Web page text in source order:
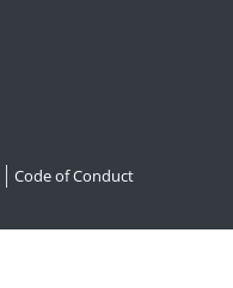
Code of Conduct